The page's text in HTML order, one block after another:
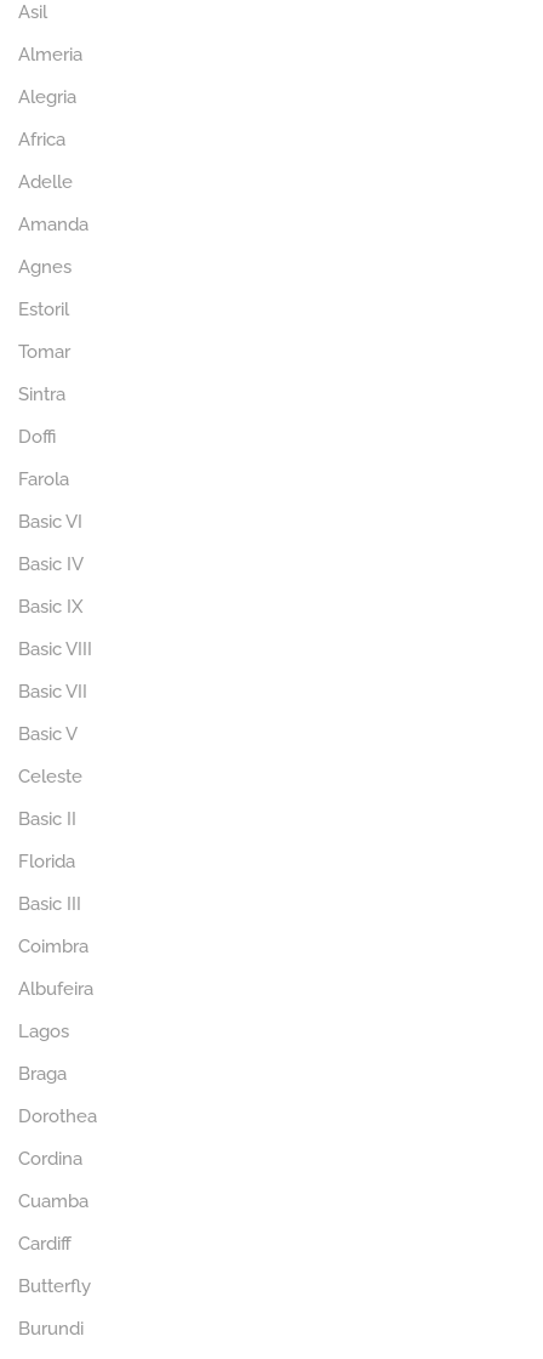
Asil
Almeria
Alegria
Africa
Adelle
Amanda
Agnes
Estoril
Tomar
Sintra
Doffi
Farola
Basic VI
Basic IV
Basic IX
Basic VIII
Basic VII
Basic V
Celeste
Basic II
Florida
Basic III
Coimbra
Albufeira
Lagos
Braga
Dorothea
Cordina
Cuamba
Cardiff
Butterfly
Burundi